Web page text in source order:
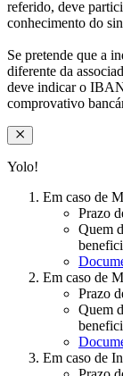
referido, deve
conhecimento do
Se pretende que a
diferente da
deve indicar o
comprovativo
Yolo!​
Em caso de
Prazo
Quem
Em caso de
Prazo
Quem
Em caso de